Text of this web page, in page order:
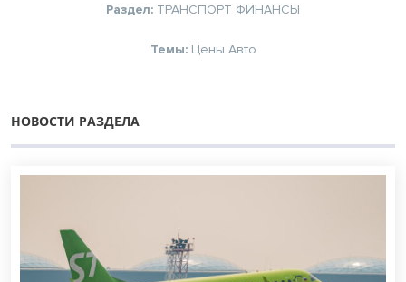
Раздел: ТРАНСПОРТ ФИНАНСЫ
Темы: Цены Авто
НОВОСТИ РАЗДЕЛА